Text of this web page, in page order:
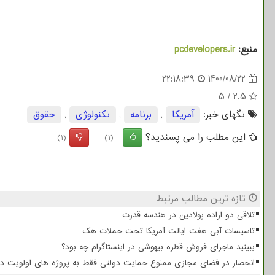
منبع:pcdevelopers.ir
1400/08/22
22:18:39
2.5
/
5
تگهای خبر:
آمریكا , برنامه , تكنولوژی ,
حقوق
این مطلب را می پسندید؟
(1)
(1)
تازه ترین مطالب مرتبط
تلاقی دو اراده پولادین در هندسه قدرت
تاسیسات آبی هفت ایالت آمریکا تحت حملات هک
ببینید ماجرای فروش قطره بیهوشی در اینستاگرام چه بود؟
انحصار در فضای مجازی ممنوع حمایت دولتی فقط به پروژه های اولویت